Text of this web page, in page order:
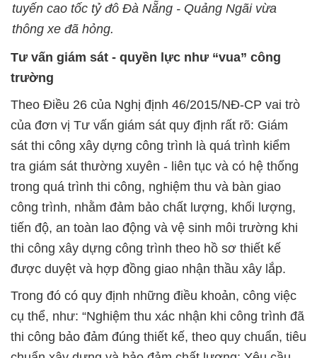
tuyến cao tốc tỷ đô Đà Nẵng - Quảng Ngãi vừa
thông xe đã hỏng.
Tư vấn giám sát - quyền lực như “vua” công
trường
Theo Điều 26 của Nghị định 46/2015/NĐ-CP vai trò
của đơn vị Tư vấn giám sát quy định rất rõ: Giám
sát thi công xây dựng công trình là quá trình kiểm
tra giám sát thường xuyên - liên tục và có hệ thống
trong quá trình thi công, nghiệm thu và bàn giao
công trình, nhằm đảm bảo chất lượng, khối lượng,
tiến độ, an toàn lao động và vệ sinh môi trường khi
thi công xây dựng công trình theo hồ sơ thiết kế
được duyệt và hợp đồng giao nhận thầu xây lắp.
Trong đó có quy định những điều khoản, công việc
cụ thể, như: “Nghiệm thu xác nhận khi công trình đã
thi công bảo đảm đúng thiết kế, theo quy chuẩn, tiêu